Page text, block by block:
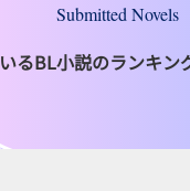
Submitted Novels
るBL小説のランキン